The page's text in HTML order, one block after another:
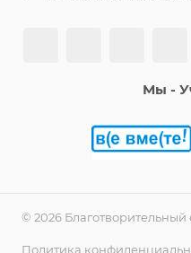
Мы -
© 2026 Благотворительный
Политика